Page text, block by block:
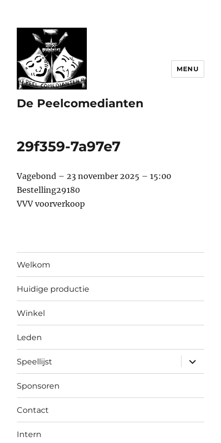
De Peelcomedianten
MENU
29f359-7a97e7
Vagebond – 23 november 2025 – 15:00
Bestelling29180
VVV voorverkoop
Welkom
Huidige productie
Winkel
Leden
Speellijst
Sponsoren
Contact
Intern